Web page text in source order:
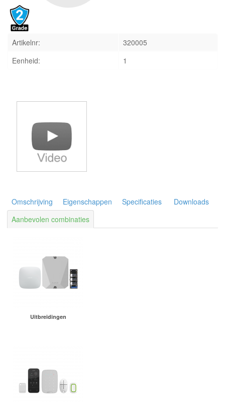
Artikelnr:
320005
Eenheid:
1
Omschrijving Eigenschappen Specificaties
Downloads
Aanbevolen combinaties
Uitbreidingen